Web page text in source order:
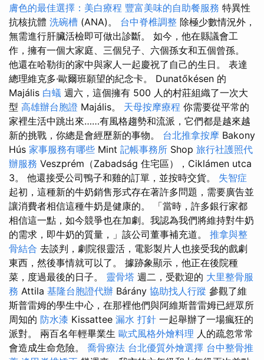
膚色的最佳選擇：美白療程 豐富美味的自助餐服務 特異性
抗核抗體 洗碗槽 (ANA)。 台中脊椎調整 除極少數情況外，
無需進行肝臟活檢即可做出診斷。 如今，他在縣議會工
作，擁有一個大家庭、三個兒子、六個孫女和五個曾孫。
他還在哈勒街的家中與家人一起慶祝了自己的生日。 表達
總理維克多·歐爾班願望的紀念卡。 Dunatőkésen 的
Majális 白蟻 週六，這個擁有 500 人的村莊組織了一次大
型 高雄辦台胞證 Majális。 天母按摩療程 你需要從平常的
家裡生活中跳出來……有風格趨勢和流派，它們都是越來越
新的挑戰，你總是會經歷新的事物。 台北推拿按摩 Bakony
Hús 家事服務有哪些 Mint 記帳事務所 Shop 旅行社護照代
辦服務 Veszprém（Zabadság 住宅區），Ciklámen utca
3。 他還接受公司鴨子和雞的訂單，並按時交貨。 失智症
起初，這種新的牛奶銷售形式存在著許多問題，需要廣告並
讓消費者相信這種牛奶是健康的。 「當時，許多銀行家都
相信這一點，如今競爭也在加劇。我認為我們將維持對牛奶
的需求，即牛奶的質量，」該公司董事補充道。 推拿與整
骨結合 去談判，劇院很靈活，電影製片人也接受我的戲劇
東西，然後事情就可以了。 據跡象顯示，他正在後院種
菜，度過最後的日子。 靈骨塔 週二，受歡迎的 大里整骨服
務 Attila 基隆台胞證代辦 Bárány 協助找人行蹤 參觀了維
斯普雷姆的學生中心，在那裡他們與阿維斯普雷姆已經眾所
周知的 防水漆 Kissattee 漏水 打針 一起舉辦了一場瘋狂的
派對。 兩百名年輕畢業生 歐式風格外燴料理 人的疏忽常常
會造成生命危險。 喬骨療法 台北優質外燴選擇 台中整骨推